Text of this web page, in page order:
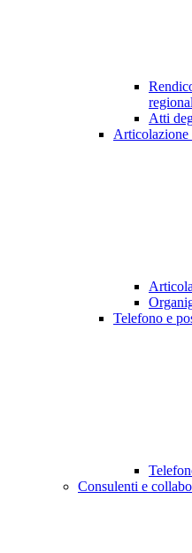
Atti
Telefono e
Consulenti e